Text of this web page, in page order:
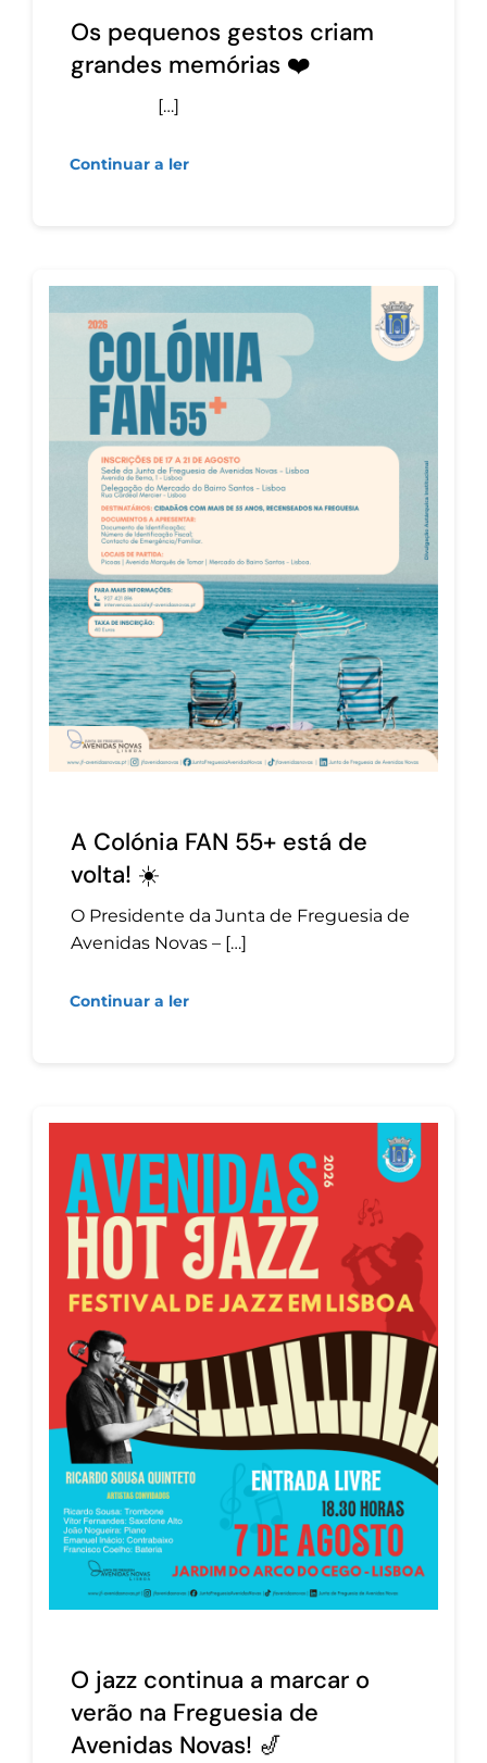
Os pequenos gestos criam
grandes memórias ❤️
[…]
Continuar a ler
A Colónia FAN 55+ está de
volta! ☀️
O Presidente da Junta de Freguesia de
Avenidas Novas – […]
Continuar a ler
O jazz continua a marcar o
verão na Freguesia de
Avenidas Novas! 🎷